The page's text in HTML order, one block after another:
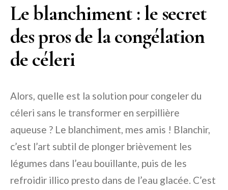
Le blanchiment : le secret
des pros de la congélation
de céleri
Alors, quelle est la solution pour congeler du
céleri sans le transformer en serpillière
aqueuse ? Le blanchiment, mes amis ! Blanchir,
c’est l’art subtil de plonger brièvement les
légumes dans l’eau bouillante, puis de les
refroidir illico presto dans de l’eau glacée. C’est